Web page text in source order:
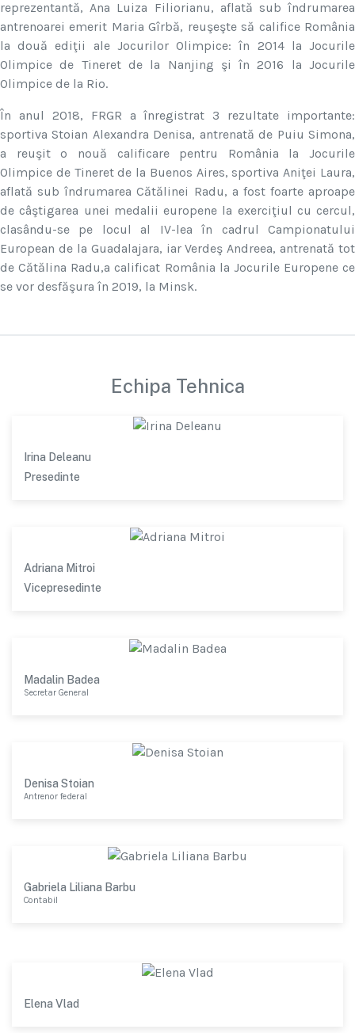
reprezentantă, Ana Luiza Filiorianu, aflată sub îndrumarea
antrenoarei emerit Maria Gîrbă, reuşeşte să califice România
la două ediţii ale Jocurilor Olimpice: în 2014 la Jocurile
Olimpice de Tineret de la Nanjing şi în 2016 la Jocurile
Olimpice de la Rio.
În anul 2018, FRGR a înregistrat 3 rezultate importante:
sportiva Stoian Alexandra Denisa, antrenată de Puiu Simona,
a reuşit o nouă calificare pentru România la Jocurile
Olimpice de Tineret de la Buenos Aires, sportiva Aniţei Laura,
aflată sub îndrumarea Cătălinei Radu, a fost foarte aproape
de câştigarea unei medalii europene la exerciţiul cu cercul,
clasându-se pe locul al IV-lea în cadrul Campionatului
European de la Guadalajara, iar Verdeş Andreea, antrenată tot
de Cătălina Radu,a calificat România la Jocurile Europene ce
se vor desfăşura în 2019, la Minsk.
Echipa Tehnica
Irina Deleanu
Presedinte
Adriana Mitroi
Vicepresedinte
Madalin Badea
Secretar General
Denisa Stoian
Antrenor federal
Gabriela Liliana Barbu
Contabil
Elena Vlad